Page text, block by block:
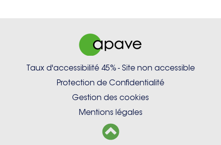
Taux d'accessibilité 45% - Site non accessible
Protection de Confidentialité
Gestion des cookies
Mentions légales